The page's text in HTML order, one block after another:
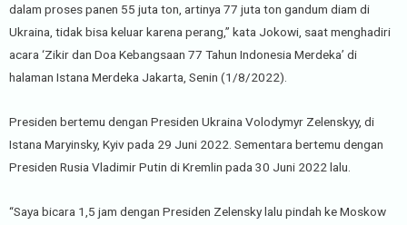
dalam proses panen 55 juta ton, artinya 77 juta ton gandum diam di
Ukraina, tidak bisa keluar karena perang,” kata Jokowi, saat menghadiri
acara ‘Zikir dan Doa Kebangsaan 77 Tahun Indonesia Merdeka’ di
halaman Istana Merdeka Jakarta, Senin (1/8/2022).
Presiden bertemu dengan Presiden Ukraina Volodymyr Zelenskyy, di
Istana Maryinsky, Kyiv pada 29 Juni 2022. Sementara bertemu dengan
Presiden Rusia Vladimir Putin di Kremlin pada 30 Juni 2022 lalu.
“Saya bicara 1,5 jam dengan Presiden Zelensky lalu pindah ke Moskow